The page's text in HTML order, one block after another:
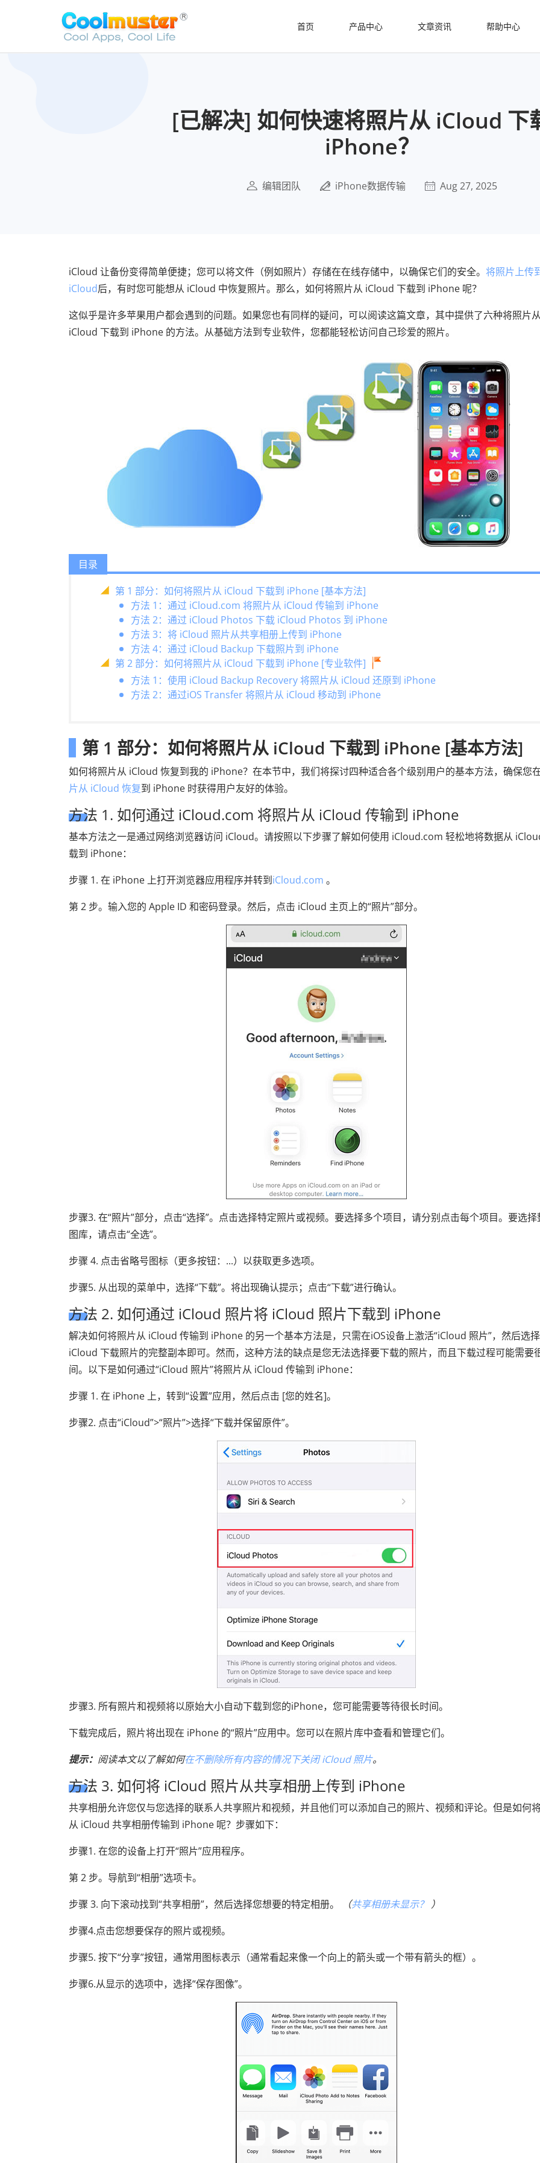
首页 产品中心 文章资讯 帮助中心
[已解决] 如何快速将照片从 iCloud 下
iPhone？
编辑团队 iPhone数据传输 Aug 27, 2025
iCloud 让备份变得简单便捷；您可以将文件（例如照片）存储在在线存储中，以确保它们的安全。 将照片上传
iCloud后，有时您可能想从 iCloud 中恢复照片。那么，如何将照片从 iCloud 下载到 iPhone 呢？
这似乎是许多苹果用户都会遇到的问题。如果您也有同样的疑问，可以阅读这篇文章，其中提供了六种将照片
iCloud 下载到 iPhone 的方法。从基础方法到专业软件，您都能轻松访问自己珍爱的照片。
目录
第 1 部分：如何将照片从 iCloud 下载到 iPhone [基本方法]
方法 1：通过 iCloud.com 将照片从 iCloud 传输到 iPhone
方法 2：通过 iCloud Photos 下载 iCloud Photos 到 iPhone
方法 3：将 iCloud 照片从共享相册上传到 iPhone
方法 4：通过 iCloud Backup 下载照片到 iPhone
第 2 部分：如何将照片从 iCloud 下载到 iPhone [专业软件]
方法 1：使用 iCloud Backup Recovery 将照片从 iCloud 还原到 iPhone
方法 2：通过iOS Transfer 将照片从 iCloud 移动到 iPhone
第 1 部分：如何将照片从 iCloud 下载到 iPhone [基本方法]
如何将照片从 iCloud 恢复到我的 iPhone？在本节中，我们将探讨四种适合各个级别用户的基本方法，确保您
片从 iCloud 恢复到 iPhone 时获得用户友好的体验。
方法 1. 如何通过 iCloud.com 将照片从 iCloud 传输到 iPhone
基本方法之一是通过网络浏览器访问 iCloud。请按照以下步骤了解如何使用 iCloud.com 轻松地将数据从
载到 iPhone：
步骤 1. 在 iPhone 上打开浏览器应用程序并转到iCloud.com 。
第 2 步。输入您的 Apple ID 和密码登录。然后，点击 iCloud 主页上的“照片”部分。
步骤3. 在“照片”部分，点击“选择”。点击选择特定照片或视频。要选择多个项目，请分别点击每个项目。要选择
图库，请点击“全选”。
步骤 4. 点击省略号图标（更多按钮：...）以获取更多选项。
步骤5. 从出现的菜单中，选择“下载”。将出现确认提示；点击“下载”进行确认。
方法 2. 如何通过 iCloud 照片将 iCloud 照片下载到 iPhone
解决如何将照片从 iCloud 传输到 iPhone 的另一个基本方法是，只需在iOS设备上激活“iCloud 照片”，然后选
iCloud 下载照片的完整副本即可。然而，这种方法的缺点是您无法选择要下载的照片，而且下载过程可能需要
间。以下是如何通过“iCloud 照片”将照片从 iCloud 传输到 iPhone：
步骤 1. 在 iPhone 上，转到“设置”应用，然后点击 [您的姓名]。
步骤2. 点击“iCloud”>“照片”>选择“下载并保留原件”。
步骤3. 所有照片和视频将以原始大小自动下载到您的iPhone，您可能需要等待很长时间。
下载完成后，照片将出现在 iPhone 的“照片”应用中。您可以在照片库中查看和管理它们。
提示： 阅读本文以了解如何在不删除所有内容的情况下关闭 iCloud 照片。
方法 3. 如何将 iCloud 照片从共享相册上传到 iPhone
共享相册允许您仅与您选择的联系人共享照片和视频，并且他们可以添加自己的照片、视频和评论。但是如何
从 iCloud 共享相册传输到 iPhone 呢？步骤如下：
步骤1. 在您的设备上打开“照片”应用程序。
第 2 步。导航到“相册”选项卡。
步骤 3. 向下滚动找到“共享相册”，然后选择您想要的特定相册。
（共享相册未显示？ ）
步骤4.点击您想要保存的照片或视频。
步骤5. 按下“分享”按钮，通常用图标表示（通常看起来像一个向上的箭头或一个带有箭头的框）。
步骤6.从显示的选项中，选择“保存图像”。